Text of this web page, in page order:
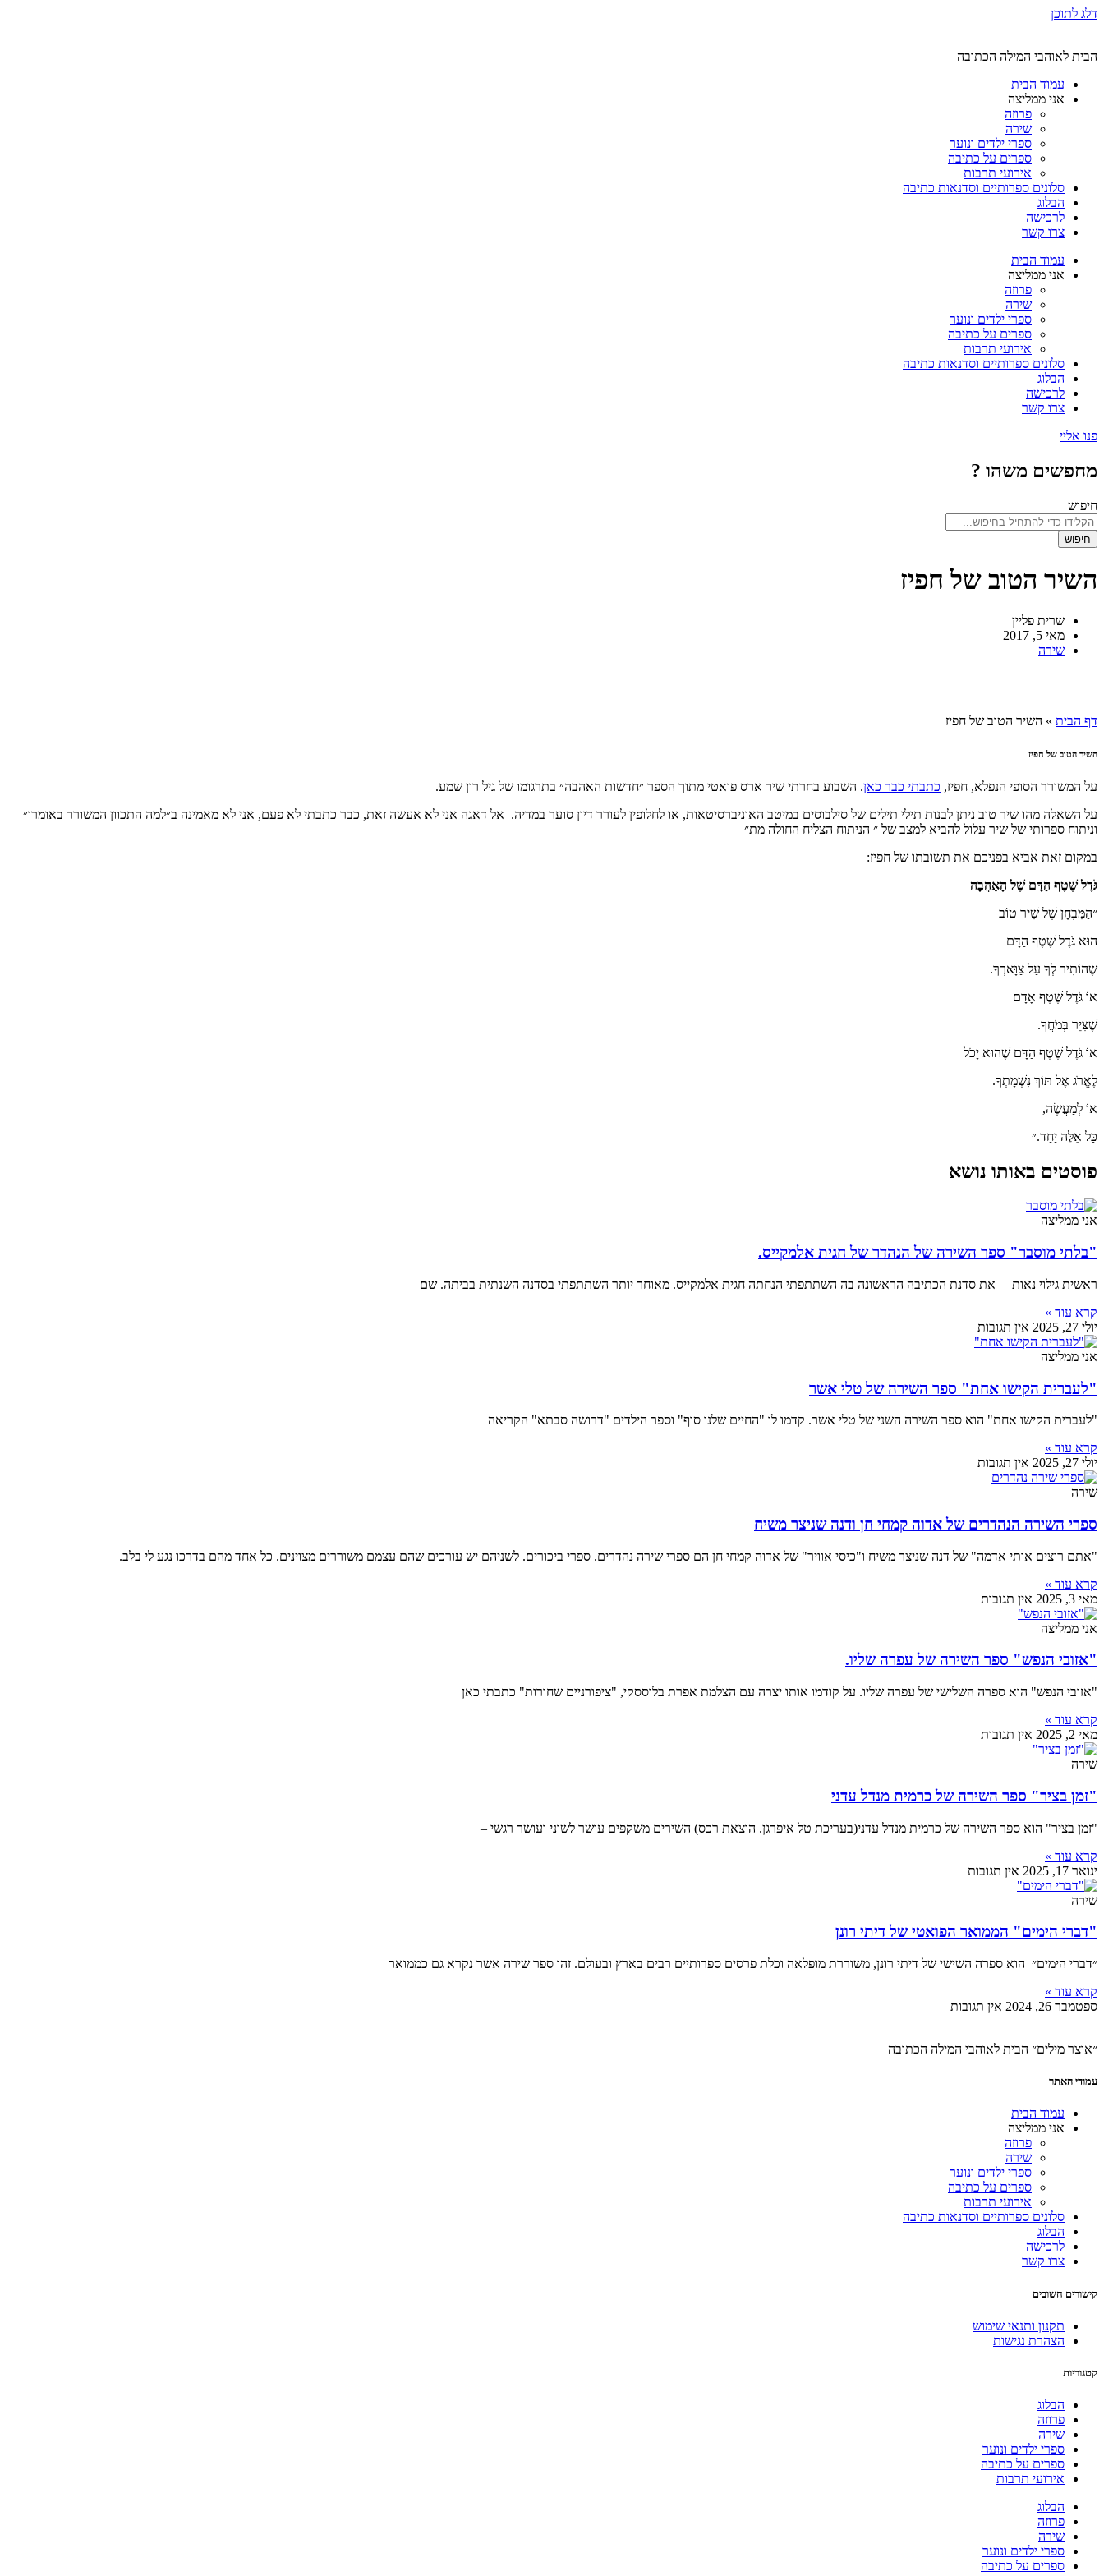
דלג לתוכן
הבית לאוהבי המילה הכתובה
עמוד הבית
אני ממליצה
פרוזה
שירה
ספרי ילדים ונוער
ספרים על כתיבה
אירועי תרבות
סלונים ספרותיים וסדנאות כתיבה
הבלוג
לרכישה
צרו קשר
עמוד הבית
אני ממליצה
פרוזה
שירה
ספרי ילדים ונוער
ספרים על כתיבה
אירועי תרבות
סלונים ספרותיים וסדנאות כתיבה
הבלוג
לרכישה
צרו קשר
פנו אליי
מחפשים משהו ?
חיפוש
חיפוש
השיר הטוב של חפיז
שרית פליין
מאי 5, 2017
שירה
דף הבית » השיר הטוב של חפיז
השיר הטוב של חפיז
על המשורר הסופי הנפלא, חפיז, כתבתי כבר כאן. השבוע בחרתי שיר ארס פואטי מתוך הספר ״חדשות האהבה״ בתרגומו של גיל רון שמע.
על השאלה מהו שיר טוב ניתן לבנות תילי תילים של סילבוסים במיטב האוניברסיטאות, או לחלופין לעורר דיון סוער במדיה. אל דאגה אני לא אעשה זאת, כבר כתבתי לא פעם, אני לא מאמינה ב״למה התכוון המשורר באומרו״
וניתוח ספרותי של שיר עלול להביא למצב של ״ הניתוח הצליח החולה מת״
במקום זאת אביא בפניכם את תשובתו של חפיז:
גֹּדֶל שֶׁטֶף הַדָּם שֶׁל הָאַהֲבָה
״הַמִּבְחָן שֶׁל שִׁיר טוֹב
הוּא גֹּדֶל שֶׁטֶף הַדָּם
שֶׁהוֹתִיר לְךָ עַל צַוָּארְךָ.
אוֹ גֹּדֶל שֶׁטֶף אָדָם
שֶׁצִּיֵּר בְּמֹחֲךָ.
אוֹ גֹּדֶל שֶׁטֶף הַדָּם שֶׁהוּא יָכֹל
לֶאֱרֹג אֶל תּוֹךְ נִשְׁמָתְךָ.
אוֹ לְמַעֲשֶׂה,
כָּל אֵלֶּה יַחַד.״
פוסטים באותו נושא
אני ממליצה
"בלתי מוסבר" ספר השירה של הנהדר של חגית אלמקייס.
ראשית גילוי נאות – את סדנת הכתיבה הראשונה בה השתתפתי הנחתה חגית אלמקייס. מאוחר יותר השתתפתי בסדנה השנתית בביתה. שם
קרא עוד »
יולי 27, 2025
אין תגובות
אני ממליצה
"לעברית הקישו אחת" ספר השירה של טלי אשר
"לעברית הקישו אחת" הוא ספר השירה השני של טלי אשר. קדמו לו "החיים שלנו סוף" וספר הילדים "דרושה סבתא" הקריאה
קרא עוד »
יולי 27, 2025
אין תגובות
שירה
ספרי השירה הנהדרים של אדוה קמחי חן ודנה שניצר משיח
"אתם רוצים אותי אדמה" של דנה שניצר משיח ו"כיסי אוויר" של אדוה קמחי חן הם ספרי שירה נהדרים. ספרי ביכורים. לשניהם יש עורכים שהם עצמם משוררים מצוינים. כל אחד מהם בדרכו נגע לי בלב.
קרא עוד »
מאי 3, 2025
אין תגובות
אני ממליצה
"אזובי הנפש" ספר השירה של עפרה שליו.
"אזובי הנפש" הוא ספרה השלישי של עפרה שליו. על קודמו אותו יצרה עם הצלמת אפרת בלוססקי, "ציפורניים שחורות" כתבתי כאן
קרא עוד »
מאי 2, 2025
אין תגובות
שירה
"זמן בציר" ספר השירה של כרמית מנדל עדני
"זמן בציר" הוא ספר השירה של כרמית מנדל עדני(בעריכת טל איפרגן. הוצאת רכס) השירים משקפים עושר לשוני ועושר רגשי –
קרא עוד »
ינואר 17, 2025
אין תגובות
שירה
"דברי הימים" הממואר הפואטי של דיתי רונן
״דברי הימים״ הוא ספרה השישי של דיתי רונן, משוררת מופלאה וכלת פרסים ספרותיים רבים בארץ ובעולם. זהו ספר שירה אשר נקרא גם כממואר
קרא עוד »
ספטמבר 26, 2024
אין תגובות
״אוצר מילים״ הבית לאוהבי המילה הכתובה
עמודי האתר
עמוד הבית
אני ממליצה
פרוזה
שירה
ספרי ילדים ונוער
ספרים על כתיבה
אירועי תרבות
סלונים ספרותיים וסדנאות כתיבה
הבלוג
לרכישה
צרו קשר
קישורים חשובים
תקנון ותנאי שימוש
הצהרת נגישות
קטגוריות
הבלוג
פרוזה
שירה
ספרי ילדים ונוער
ספרים על כתיבה
אירועי תרבות
הבלוג
פרוזה
שירה
ספרי ילדים ונוער
ספרים על כתיבה